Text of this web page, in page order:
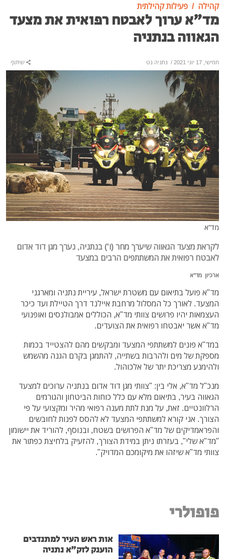
קהילה פעילות קהילתית
מד"א ערוך לאבטח רפואית את מצעד
הגאווה בנתניה
חמישי, 17 יוני 2021 / נתניה נט שיתוף
מד"א
לקראת מצעד הגאווה שיערך מחר (ו') בנתניה, נערך מגן דוד אדום
לאבטח רפואית את המשתתפים הרבים במצעד
ארכיון מד"א
מד"א פועל בתיאום עם משטרת ישראל, עיריית נתניה ומארגני
המצעד. לאורך כל המסלול מרחבת איילנד דרך הטיילת ועד כיכר
העצמאות יהיו פרושים צוותי מד"א, הכוללים אמבולנסים ואופנועי
מד"א אשר יאבטחו רפואית את הצועדים.
במד"א פונים למשתתפי המצעד ומבקשים מהם להצטייד בכמות
מספקת של מים ולהרבות בשתייה, להתמגן בקרם הגנה מהשמש
ולהימנע מצריכת יתר של אלכוהול.
מנכ"ל מד"א, אלי בין: "צוותי מגן דוד אדום בנתניה ערוכים למצעד
הגאווה בעיר, בתיאום מלא עם כלל כוחות הביטחון והגורמים
הרלוונטיים. זאת, על מנת לתת מענה רפואי מהיר ומקצועי על פי
הצורך. אני קורא למשתתפי המצעד לא להסס לפנות לחובשים
והפראמדיקים של מד"א הפרושים בשטח, ובנוסף, להוריד את יישומון
"מד"א שלי", בעזרתו ניתן במידת הצורך, להזעיק בלחיצת כפתור את
צוותי מד"א שיזהו את מיקומכם המדויק".
פופולרי
אות ראש העיר למתנדבים
הוענק לזק"א נתניה